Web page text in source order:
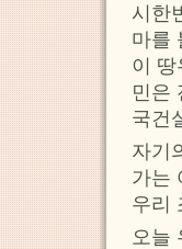
시한
마를
이 땅
민은
국건
자기
가는
우리
오늘